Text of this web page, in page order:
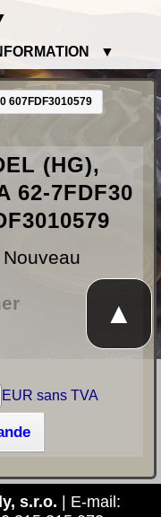
▼
607FDF3010579
(HG),
62-7FDF30
Nouveau
EUR sans TVA
s.r.o. | E-mail:
▲